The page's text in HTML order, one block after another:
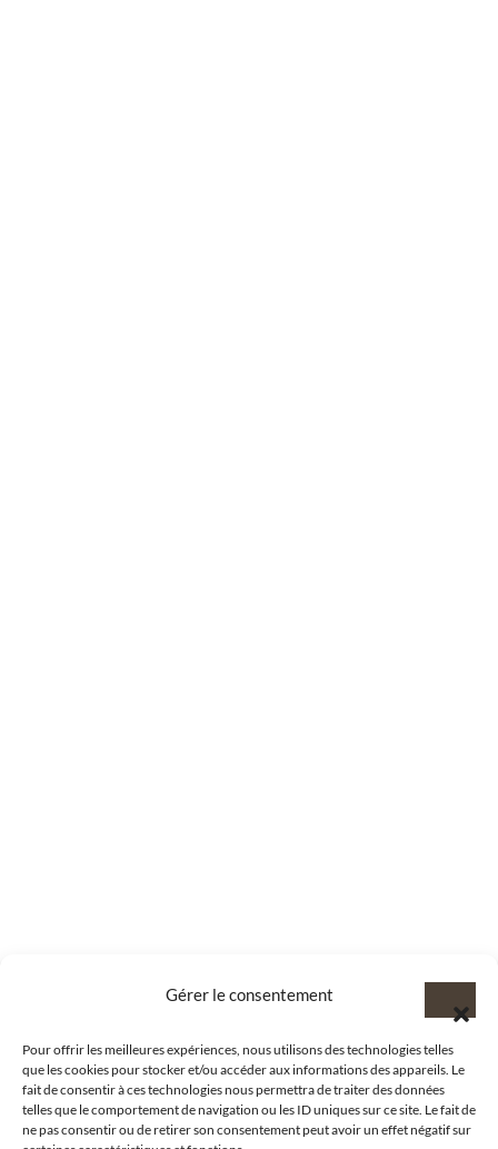
Gérer le consentement
Pour offrir les meilleures expériences, nous utilisons des technologies telles
que les cookies pour stocker et/ou accéder aux informations des appareils. Le
fait de consentir à ces technologies nous permettra de traiter des données
telles que le comportement de navigation ou les ID uniques sur ce site. Le fait de
ne pas consentir ou de retirer son consentement peut avoir un effet négatif sur